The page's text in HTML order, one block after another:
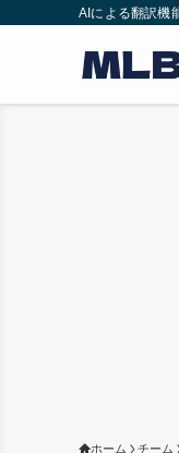
AIによる翻訳機
ホーム チーム